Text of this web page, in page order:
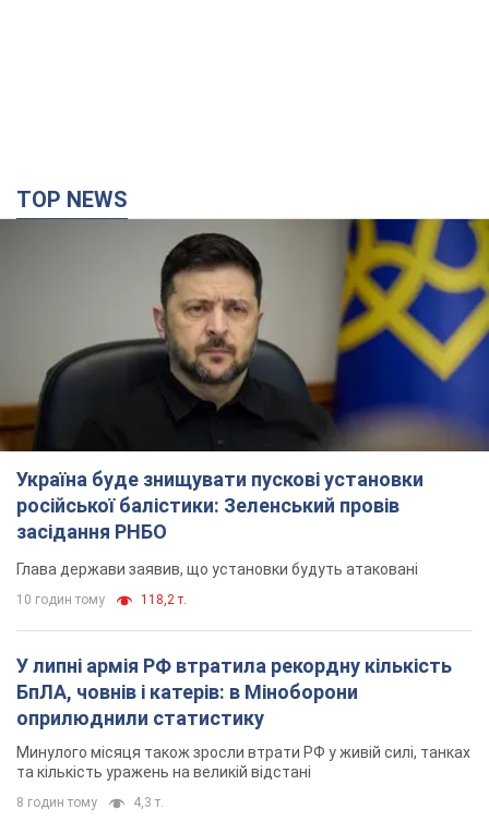
TOP NEWS
Україна буде знищувати пускові установки
російської балістики: Зеленський провів
засідання РНБО
Глава держави заявив, що установки будуть атаковані
10 годин тому 118,2 т.
У липні армія РФ втратила рекордну кількість
БпЛА, човнів і катерів: в Міноборони
оприлюднили статистику
Минулого місяця також зросли втрати РФ у живій силі, танках
та кількість уражень на великій відстані
8 годин тому 4,3 т.